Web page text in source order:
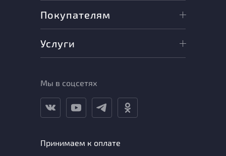
Покупателям
Услуги
Мы в соцсетях
Принимаем к оплате